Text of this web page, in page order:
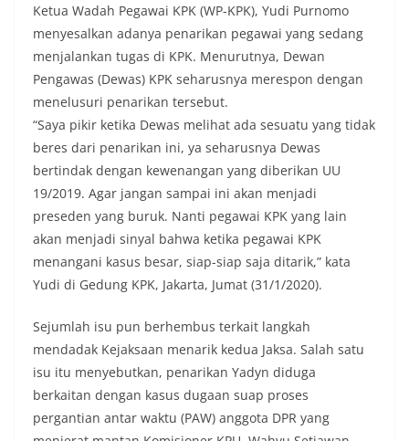
Ketua Wadah Pegawai KPK (WP-KPK), Yudi Purnomo
menyesalkan adanya penarikan pegawai yang sedang
menjalankan tugas di KPK. Menurutnya, Dewan
Pengawas (Dewas) KPK seharusnya merespon dengan
menelusuri penarikan tersebut.
“Saya pikir ketika Dewas melihat ada sesuatu yang tidak
beres dari penarikan ini, ya seharusnya Dewas
bertindak dengan kewenangan yang diberikan UU
19/2019. Agar jangan sampai ini akan menjadi
preseden yang buruk. Nanti pegawai KPK yang lain
akan menjadi sinyal bahwa ketika pegawai KPK
menangani kasus besar, siap-siap saja ditarik,” kata
Yudi di Gedung KPK, Jakarta, Jumat (31/1/2020).
Sejumlah isu pun berhembus terkait langkah
mendadak Kejaksaan menarik kedua Jaksa. Salah satu
isu itu menyebutkan, penarikan Yadyn diduga
berkaitan dengan kasus dugaan suap proses
pergantian antar waktu (PAW) anggota DPR yang